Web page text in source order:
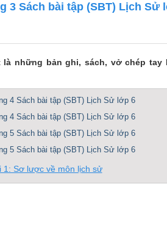
3 Sách bài tập (SBT) Lịch Sử
những bản ghi, sách, vở chép
4 Sách bài tập (SBT) Lịch Sử lớp 6
4 Sách bài tập (SBT) Lịch Sử lớp 6
5 Sách bài tập (SBT) Lịch Sử lớp 6
5 Sách bài tập (SBT) Lịch Sử lớp 6
1: Sơ lược về môn lịch sử